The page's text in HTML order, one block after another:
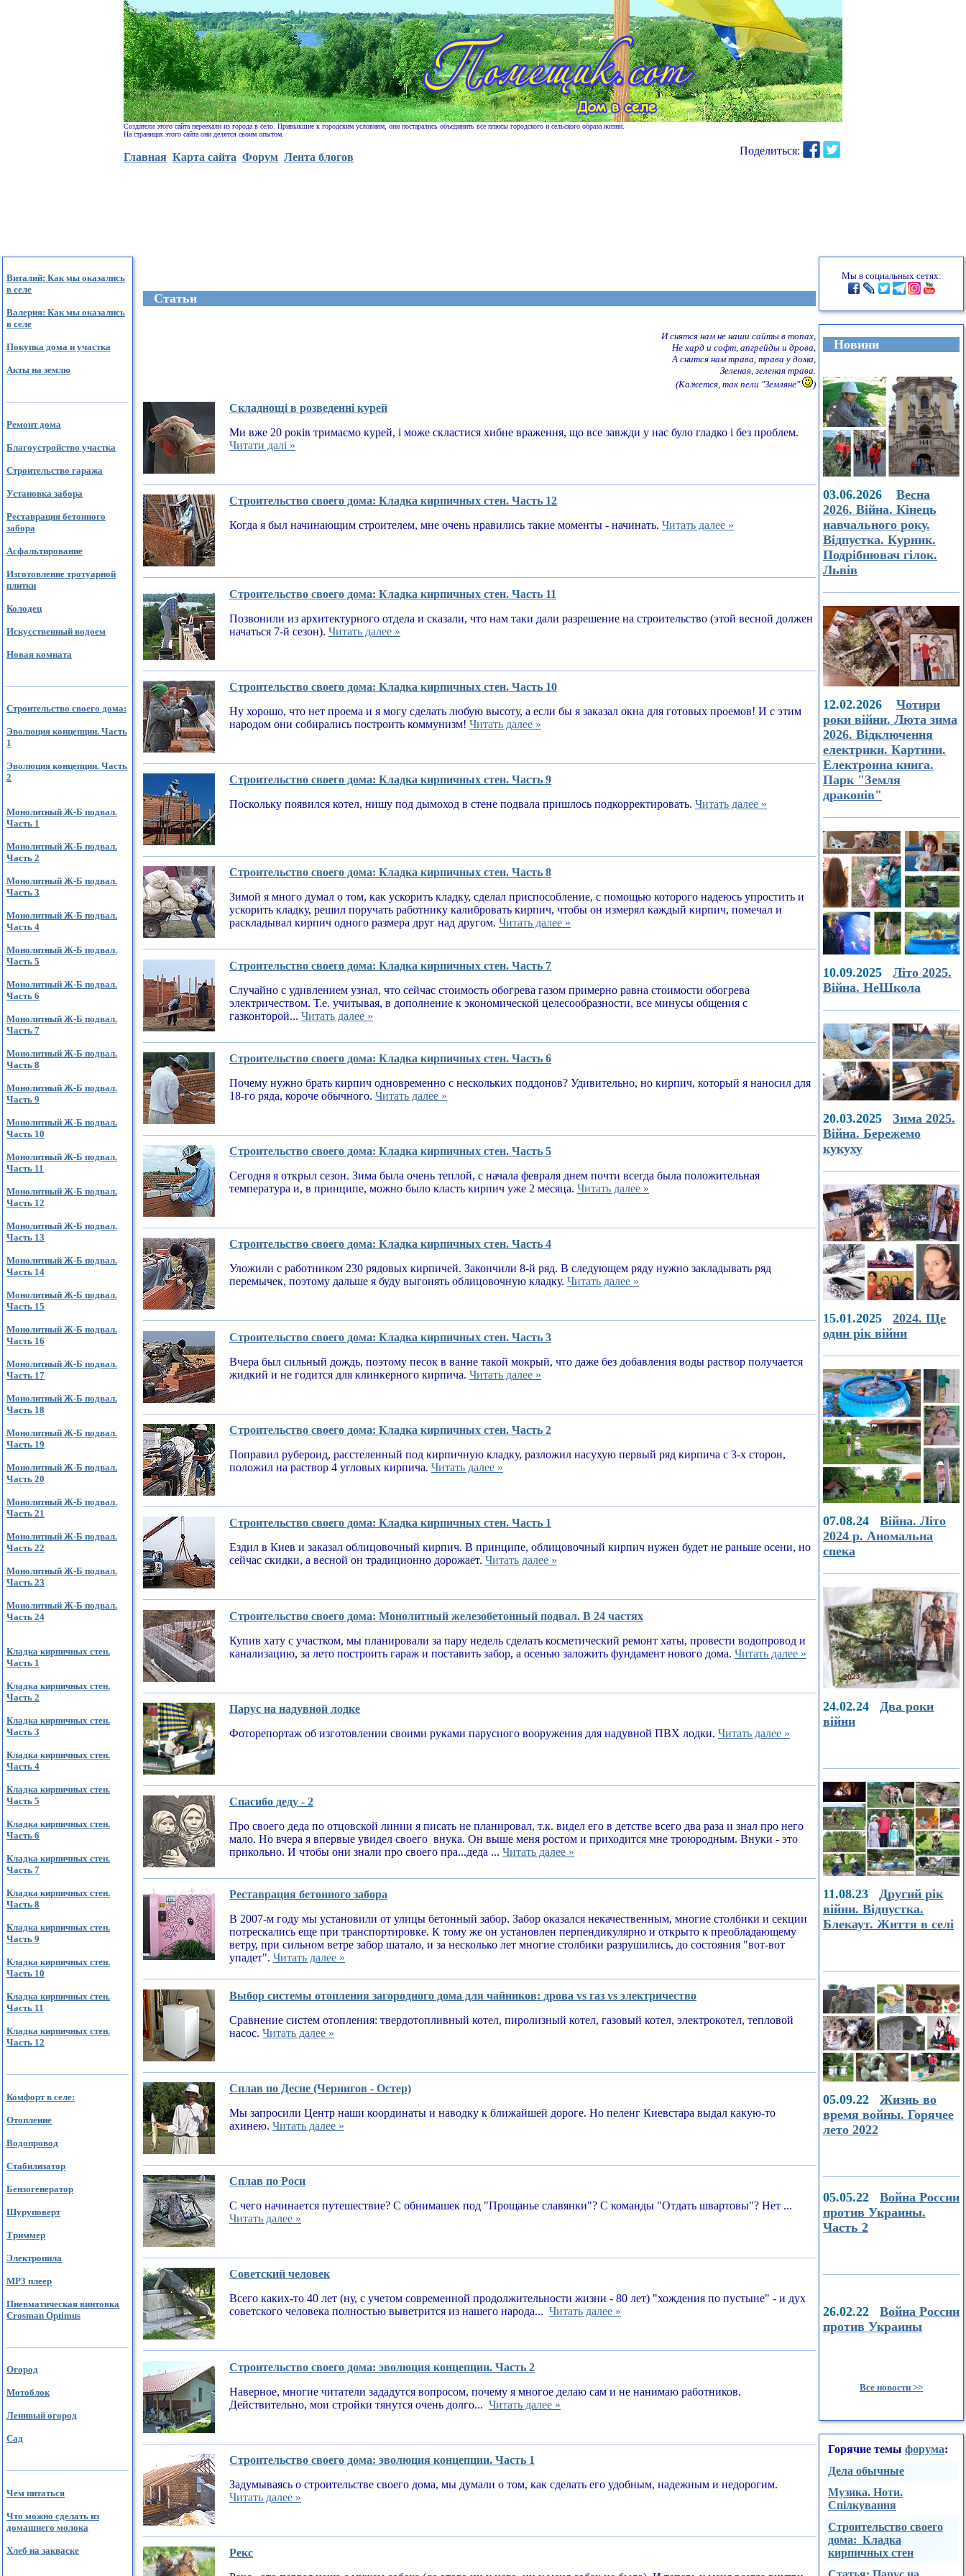
Создатели этого сайта переехали из города в село. Привыкшие к городским условиям, они постарались объединить все плюсы городского и сельского образа жизни.
На страницах этого сайта они делятся своим опытом.
Главная Карта сайта Форум Лента блогов
Поделиться:
Виталий: Как мы оказались
в селе
Валерия: Как мы оказались
в селе
Покупка дома и участка
Акты на землю
Ремонт дома
Благоустройство участка
Строительство гаража
Установка забора
Реставрация бетонного
забора
Асфальтирование
Изготовление тротуарной
плитки
Колодец
Искусственный водоем
Новая комната
Строительство своего дома:
Эволюция концепции. Часть
1
Эволюция концепции. Часть
2
Монолитный Ж-Б подвал.
Часть 1
Монолитный Ж-Б подвал.
Часть 2
Монолитный Ж-Б подвал.
Часть 3
Монолитный Ж-Б подвал.
Часть 4
Монолитный Ж-Б подвал.
Часть 5
Монолитный Ж-Б подвал.
Часть 6
Монолитный Ж-Б подвал.
Часть 7
Монолитный Ж-Б подвал.
Часть 8
Монолитный Ж-Б подвал.
Часть 9
Монолитный Ж-Б подвал.
Часть 10
Монолитный Ж-Б подвал.
Часть 11
Монолитный Ж-Б подвал.
Часть 12
Монолитный Ж-Б подвал.
Часть 13
Монолитный Ж-Б подвал.
Часть 14
Монолитный Ж-Б подвал.
Часть 15
Монолитный Ж-Б подвал.
Часть 16
Монолитный Ж-Б подвал.
Часть 17
Монолитный Ж-Б подвал.
Часть 18
Монолитный Ж-Б подвал.
Часть 19
Монолитный Ж-Б подвал.
Часть 20
Монолитный Ж-Б подвал.
Часть 21
Монолитный Ж-Б подвал.
Часть 22
Монолитный Ж-Б подвал.
Часть 23
Монолитный Ж-Б подвал.
Часть 24
Кладка кирпичных стен.
Часть 1
Кладка кирпичных стен.
Часть 2
Кладка кирпичных стен.
Часть 3
Кладка кирпичных стен.
Часть 4
Кладка кирпичных стен.
Часть 5
Кладка кирпичных стен.
Часть 6
Кладка кирпичных стен.
Часть 7
Кладка кирпичных стен.
Часть 8
Кладка кирпичных стен.
Часть 9
Кладка кирпичных стен.
Часть 10
Кладка кирпичных стен.
Часть 11
Кладка кирпичных стен.
Часть 12
Комфорт в селе:
Отопление
Водопровод
Стабилизатор
Бензогенератор
Шуруповерт
Триммер
Электропила
MP3 плеер
Пневматическая винтовка
Crosman Optimus
Огород
Мотоблок
Ленивый огород
Сад
Чем питаться
Что можно сделать из
домашнего молока
Хлеб на закваске
Cтатьи
И снятся нам не наши сайты в топах,
Не хард и софт, апгрейды и дрова,
А снится нам трава, трава у дома,
Зеленая, зеленая трава.
(Кажется, так пели "Земляне"
)
Складнощі в розведенні курей
Ми вже 20 років тримаємо курей, і може скластися хибне враження, що все завжди у нас було гладко і без проблем.
Читати далі »
Строительство своего дома: Кладка кирпичных стен. Часть 12
Когда я был начинающим строителем, мне очень нравились такие моменты - начинать. Читать далее »
Строительство своего дома: Кладка кирпичных стен. Часть 11
Позвонили из архитектурного отдела и сказали, что нам таки дали разрешение на строительство (этой весной должен
начаться 7-й сезон). Читать далее »
Строительство своего дома: Кладка кирпичных стен. Часть 10
Ну хорошо, что нет проема и я могу сделать любую высоту, а если бы я заказал окна для готовых проемов! И с этим
народом они собирались построить коммунизм! Читать далее »
Строительство своего дома: Кладка кирпичных стен. Часть 9
Поскольку появился котел, нишу под дымоход в стене подвала пришлось подкорректировать. Читать далее »
Строительство своего дома: Кладка кирпичных стен. Часть 8
Зимой я много думал о том, как ускорить кладку, сделал приспособление, с помощью которого надеюсь упростить и
ускорить кладку, решил поручать работнику калибровать кирпич, чтобы он измерял каждый кирпич, помечал и
раскладывал кирпич одного размера друг над другом. Читать далее »
Строительство своего дома: Кладка кирпичных стен. Часть 7
Случайно с удивлением узнал, что сейчас стоимость обогрева газом примерно равна стоимости обогрева
электричеством. Т.е. учитывая, в дополнение к экономической целесообразности, все минусы общения с
газконторой... Читать далее »
Строительство своего дома: Кладка кирпичных стен. Часть 6
Почему нужно брать кирпич одновременно с нескольких поддонов? Удивительно, но кирпич, который я наносил для
18-го ряда, короче обычного. Читать далее »
Строительство своего дома: Кладка кирпичных стен. Часть 5
Сегодня я открыл сезон. Зима была очень теплой, с начала февраля днем почти всегда была положительная
температура и, в принципе, можно было класть кирпич уже 2 месяца. Читать далее »
Строительство своего дома: Кладка кирпичных стен. Часть 4
Уложили с работником 230 рядовых кирпичей. Закончили 8-й ряд. В следующем ряду нужно закладывать ряд
перемычек, поэтому дальше я буду выгонять облицовочную кладку. Читать далее »
Строительство своего дома: Кладка кирпичных стен. Часть 3
Вчера был сильный дождь, поэтому песок в ванне такой мокрый, что даже без добавления воды раствор получается
жидкий и не годится для клинкерного кирпича. Читать далее »
Строительство своего дома: Кладка кирпичных стен. Часть 2
Поправил рубероид, расстеленный под кирпичную кладку, разложил насухую первый ряд кирпича с 3-х сторон,
положил на раствор 4 угловых кирпича. Читать далее »
Строительство своего дома: Кладка кирпичных стен. Часть 1
Ездил в Киев и заказал облицовочный кирпич. В принципе, облицовочный кирпич нужен будет не раньше осени, но
сейчас скидки, а весной он традиционно дорожает. Читать далее »
Строительство своего дома: Монолитный железобетонный подвал. В 24 частях
Купив хату с участком, мы планировали за пару недель сделать косметический ремонт хаты, провести водопровод и
канализацию, за лето построить гараж и поставить забор, а осенью заложить фундамент нового дома. Читать далее »
Парус на надувной лодке
Фоторепортаж об изготовлении своими руками парусного вооружения для надувной ПВХ лодки. Читать далее »
Спасибо деду - 2
Про своего деда по отцовской линии я писать не планировал, т.к. видел его в детстве всего два раза и знал про него
мало. Но вчера я впервые увидел своего внука. Он выше меня ростом и приходится мне троюродным. Внуки - это
прикольно. И чтобы они знали про своего пра...деда ... Читать далее »
Реставрация бетонного забора
В 2007-м году мы установили от улицы бетонный забор. Забор оказался некачественным, многие столбики и секции
потрескались еще при транспортировке. К тому же он установлен перпендикулярно и открыто к преобладающему
ветру, при сильном ветре забор шатало, и за несколько лет многие столбики разрушились, до состояния "вот-вот
упадет". Читать далее »
Выбор системы отопления загородного дома для чайников: дрова vs газ vs электричество
Сравнение систем отопления: твердотопливный котел, пиролизный котел, газовый котел, электрокотел, тепловой
насос. Читать далее »
Сплав по Десне (Чернигов - Остер)
Мы запросили Центр наши координаты и наводку к ближайшей дороге. Но пеленг Киевстара выдал какую-то
ахинею. Читать далее »
Сплав по Роси
С чего начинается путешествие? С обнимашек под "Прощанье славянки"? С команды "Отдать швартовы"? Нет ...
Читать далее »
Советский человек
Всего каких-то 40 лет (ну, с учетом современной продолжительности жизни - 80 лет) "хождения по пустыне" - и дух
советского человека полностью выветрится из нашего народа... Читать далее »
Строительство своего дома: эволюция концепции. Часть 2
Наверное, многие читатели зададутся вопросом, почему я многое делаю сам и не нанимаю работников.
Действительно, мои стройки тянутся очень долго... Читать далее »
Строительство своего дома: эволюция концепции. Часть 1
Задумываясь о строительстве своего дома, мы думали о том, как сделать его удобным, надежным и недорогим.
Читать далее »
Рекс
Мы в социальных сетях:
Новини
03.06.2026 Весна
2026. Війна. Кінець
навчального року.
Відпустка. Курник.
Подрібнювач гілок.
Львів
12.02.2026 Чотири
роки війни. Люта зима
2026. Відключення
електрики. Картини.
Електронна книга.
Парк "Земля
драконів"
10.09.2025 Літо 2025.
Війна. НеШкола
20.03.2025 Зима 2025.
Війна. Бережемо
кукуху
15.01.2025 2024. Ще
один рік війни
07.08.24 Війна. Літо
2024 р. Аномальна
спека
24.02.24 Два роки
війни
11.08.23 Другий рік
війни. Відпустка.
Блекаут. Життя в селі
05.09.22 Жизнь во
время войны. Горячее
лето 2022
05.05.22 Война России
против Украины.
Часть 2
26.02.22 Война России
против Украины
Все новости >>
Горячие темы форума:
Дела обычные
Музика. Ноти.
Спілкування
Строительство своего
дома: Кладка
кирпичных стен